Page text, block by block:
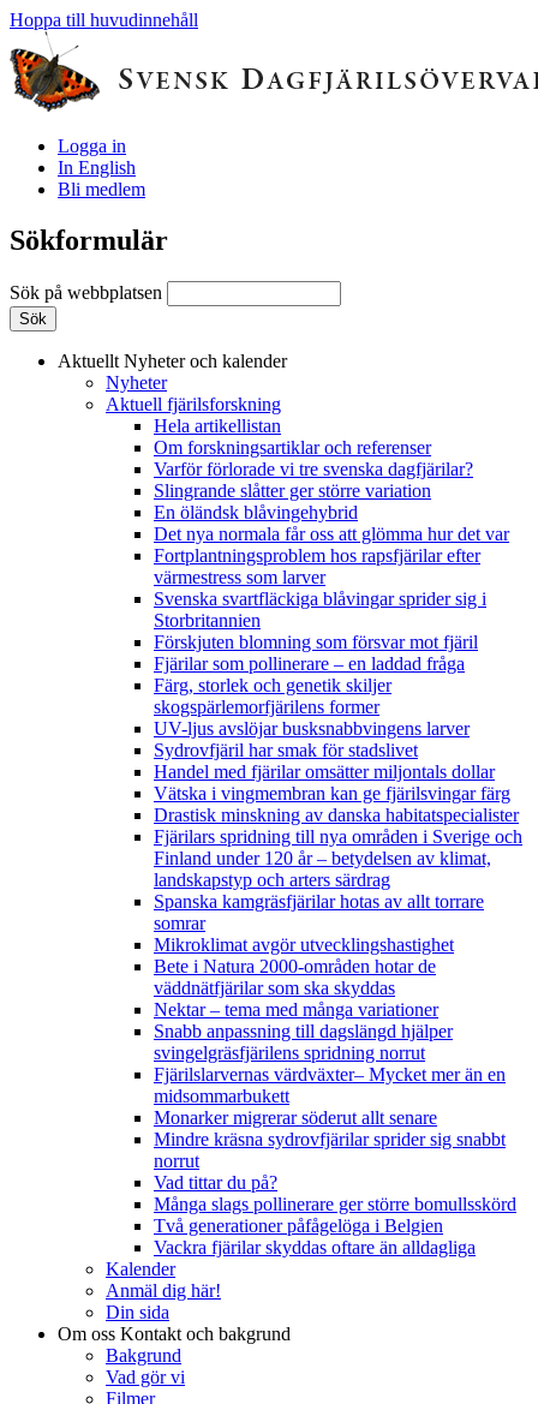
Hoppa till huvudinnehåll
Logga in
In English
Bli medlem
Sökformulär
Sök på webbplatsen
Aktuellt Nyheter och kalender
Nyheter
Aktuell fjärilsforskning
Hela artikellistan
Om forskningsartiklar och referenser
Varför förlorade vi tre svenska dagfjärilar?
Slingrande slåtter ger större variation
En öländsk blåvingehybrid
Det nya normala får oss att glömma hur det var
Fortplantningsproblem hos rapsfjärilar efter
värmestress som larver
Svenska svartfläckiga blåvingar sprider sig i
Storbritannien
Förskjuten blomning som försvar mot fjäril
Fjärilar som pollinerare – en laddad fråga
Färg, storlek och genetik skiljer
skogspärlemorfjärilens former
UV-ljus avslöjar busksnabbvingens larver
Sydrovfjäril har smak för stadslivet
Handel med fjärilar omsätter miljontals dollar
Vätska i vingmembran kan ge fjärilsvingar färg
Drastisk minskning av danska habitatspecialister
Fjärilars spridning till nya områden i Sverige och
Finland under 120 år– betydelsen av klimat,
landskapstyp och arters särdrag
Spanska kamgräsfjärilar hotas av allt torrare
somrar
Mikroklimat avgör utvecklingshastighet
Bete i Natura 2000-områden hotar de
väddnätfjärilar som ska skyddas
Nektar – tema med många variationer
Snabb anpassning till dagslängd hjälper
svingelgräsfjärilens spridning norrut
Fjärilslarvernas värdväxter– Mycket mer än en
midsommarbukett
Monarker migrerar söderut allt senare
Mindre kräsna sydrovfjärilar sprider sig snabbt
norrut
Vad tittar du på?
Många slags pollinerare ger större bomullsskörd
Två generationer påfågelöga i Belgien
Vackra fjärilar skyddas oftare än alldagliga
Kalender
Anmäl dig här!
Din sida
Om oss Kontakt och bakgrund
Bakgrund
Vad gör vi
Filmer